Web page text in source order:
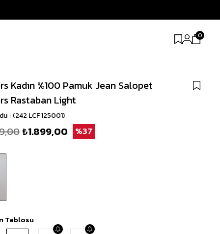
0
Kadın %100 Pamuk Jean Salopet
Rastaban Light
(242 LCF 125001)
₺1.899,00 37
Tablosu